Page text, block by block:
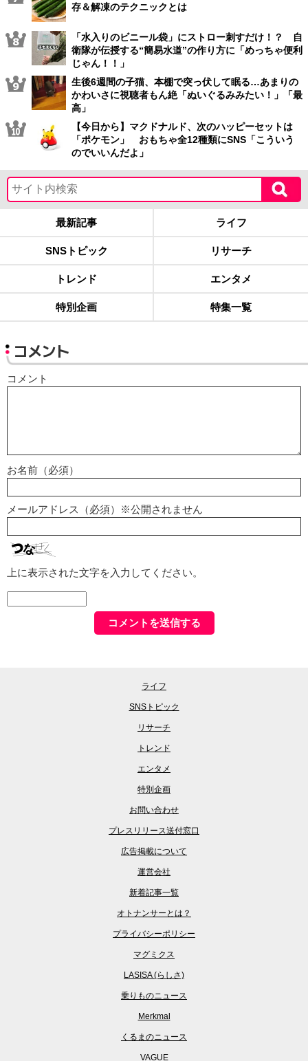
存＆解凍のテクニックとは
「水入りのビニール袋」にストロー刺すだけ！？ 自
衛隊が伝授する“簡易水道”の作り方に「めっちゃ便利
じゃん！！」
生後6週間の子猫、本棚で突っ伏して眠る…あまりの
かわいさに視聴者もん絶「ぬいぐるみみたい！」「最
高」
【今日から】マクドナルド、次のハッピーセットは
「ポケモン」 おもちゃ全12種類にSNS「こういう
のでいいんだよ」
最新記事 ライフ
SNSトピック リサーチ
トレンド エンタメ
特別企画 特集一覧
コメント
コメント
お名前（必須）
メールアドレス（必須）※公開されません
上に表示された文字を入力してください。
ライフ
SNSトピック
リサーチ
トレンド
エンタメ
特別企画
お問い合わせ
プレスリリース送付窓口
広告掲載について
運営会社
新着記事一覧
オトナンサーとは？
プライバシーポリシー
マグミクス
LASISA (らしさ)
乗りものニュース
Merkmal
くるまのニュース
VAGUE